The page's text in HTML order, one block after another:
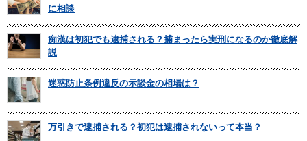
に相談
痴漢は初犯でも逮捕される？捕まったら実刑になるのか徹底解
説
迷惑防止条例違反の示談金の相場は？
万引きで逮捕される？初犯は逮捕されないって本当？